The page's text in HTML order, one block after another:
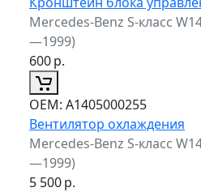
Mercedes-Benz S-класс
—1999)
600р.
ОЕМ: A1405000255
Вентилятор охлаждения
Mercedes-Benz S-класс
—1999)
5 500р.